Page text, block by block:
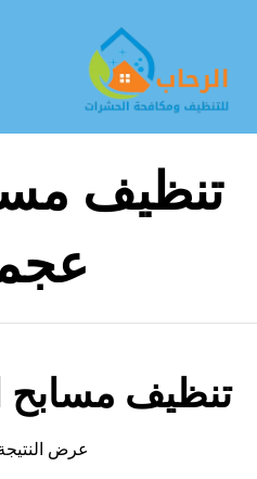
تنظيف
تنظيف مسابح
عرض